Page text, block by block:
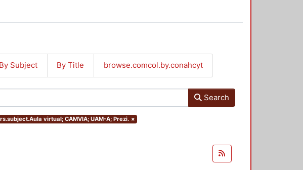
By Subject By Title browse.comcol.by.conahcyt
Search
virtual; CAMVIA; UAM-A; Prezi. ×